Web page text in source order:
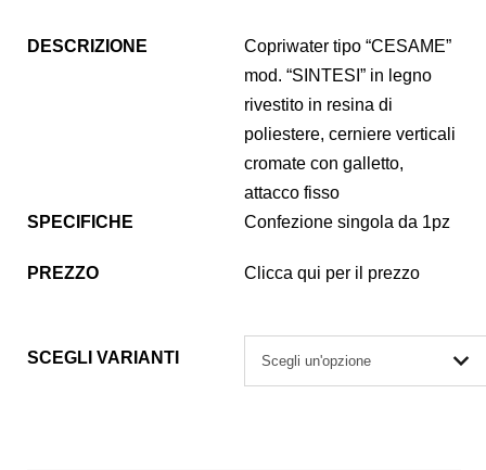
DESCRIZIONE
Copriwater tipo “CESAME”
mod. “SINTESI” in legno
rivestito in resina di
poliestere, cerniere verticali
cromate con galletto,
attacco fisso
SPECIFICHE
Confezione singola da 1pz
PREZZO Clicca qui per il prezzo
SCEGLI VARIANTI